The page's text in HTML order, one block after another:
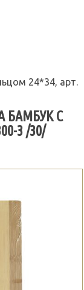
24*34, арт.
БАМБУК С
3 /30/